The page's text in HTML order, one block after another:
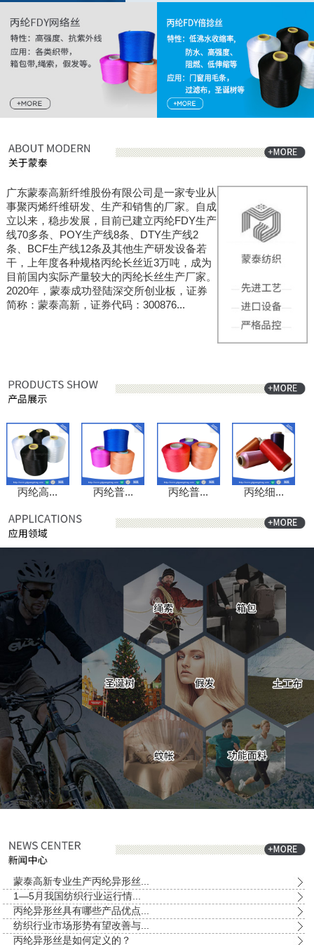
广东蒙泰高新纤维股份有限公司是一家专业从
事聚丙烯纤维研发、生产和销售的厂家。自成
立以来，稳步发展，目前已建立丙纶FDY生产
线70多条、POY生产线8条、DTY生产线2
条、BCF生产线12条及其他生产研发设备若
干，上年度各种规格丙纶长丝近3万吨，成为
目前国内实际产量较大的丙纶长丝生产厂家。
2020年，蒙泰成功登陆深交所创业板，证券
简称：蒙泰高新，证券代码：300876...
丙纶高... 丙纶普... 丙纶普... 丙纶细...
蒙泰高新专业生产丙纶异形丝...
1—5月我国纺织行业运行情...
丙纶异形丝具有哪些产品优点...
纺织行业市场形势有望改善与...
丙纶异形丝是如何定义的？